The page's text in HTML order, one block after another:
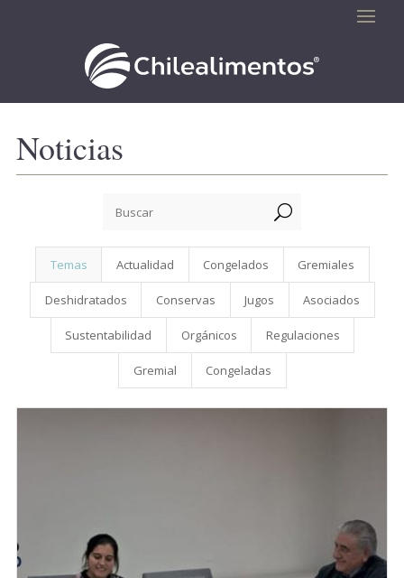
Noticias
U
Temas Actualidad Congelados Gremiales
Deshidratados Conservas Jugos Asociados
Sustentabilidad Orgánicos Regulaciones
Gremial Congeladas